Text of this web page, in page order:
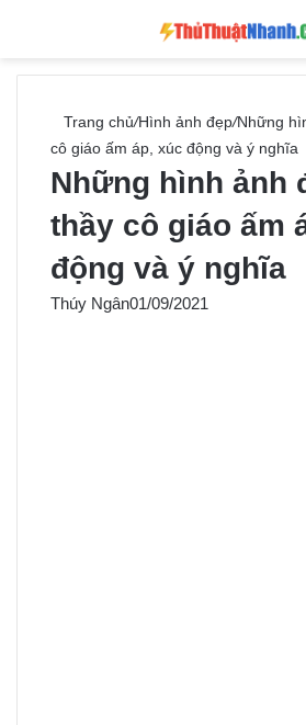
Trang chủ/Hình ảnh đẹp/Những
cô giáo ấm áp, xúc động và ý nghĩa
Những hình ảnh
thầy cô giáo ấm
động và ý nghĩa
Thúy Ngân01/09/2021